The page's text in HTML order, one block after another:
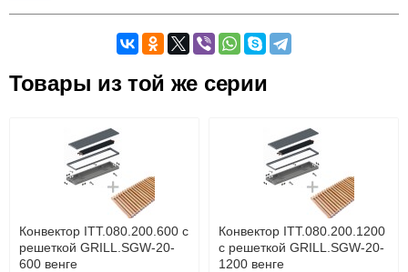
Оставьте отзыв
Доставка сантехники по Москве и Московской области
Наличный расчёт
Банковской картой на сайте в режиме реального
времени
Банковской картой при получении товара как при
доставке, так и самовывозом
Интернет-деньгами (Yandex-деньги, Web-money,
Qiwi-кошельки и другие).
Безналичный расчёт (возможно и с НДС)
Товары из той же серии
Конвектор ITT.080.200.600 с
решеткой GRILL.SGW-20-
600 венге
Конвектор ITT.080.200.1200
с решеткой GRILL.SGW-20-
1200 венге